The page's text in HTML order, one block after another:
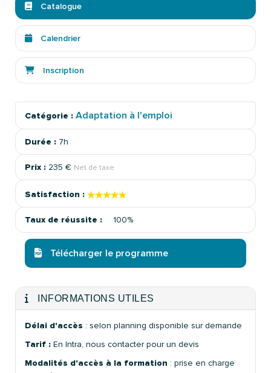
Catalogue
Calendrier
Inscription
Catégorie : Adaptation à l'emploi
Durée : 7h
Prix : 235 € Net de taxe
Satisfaction : ★★★★★
★★★★★
Taux de réussite : 100%
Télécharger le programme
INFORMATIONS UTILES
Délai d'accès : selon planning disponible sur demande
Tarif : En Intra, nous contacter pour un devis
Modalités d'accès à la formation : prise en charge